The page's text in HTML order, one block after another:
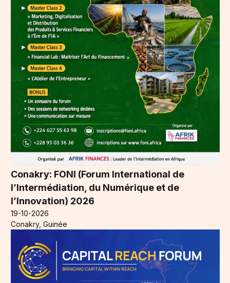
Conakry: FONI (Forum International de
l’Intermédiation, du Numérique et de
l’Innovation) 2026
19-10-2026
Conakry, Guinée